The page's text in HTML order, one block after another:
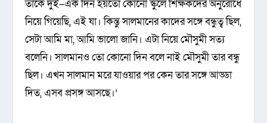
তাকে দুই–এক দিন হয়তো কোনো স্কুলে শিক্ষকদের অনুরোধে
নিয়ে গিয়েছি, এই যা। কিন্তু সালমানের কাদের সঙ্গে বন্ধুত্ব ছিল,
সেটা আমি মা, আমি ভালো জানি। এটা নিয়ে মৌসুমী সত্য
বলেনি। সালমানও তো কোনো দিন বলে নাই মৌসুমী তার বন্ধু
ছিল। এখন সালমান মরে যাওয়ার পর কেন তার সঙ্গে আড্ডা
দিত, এসব প্রসঙ্গ আসছে।’